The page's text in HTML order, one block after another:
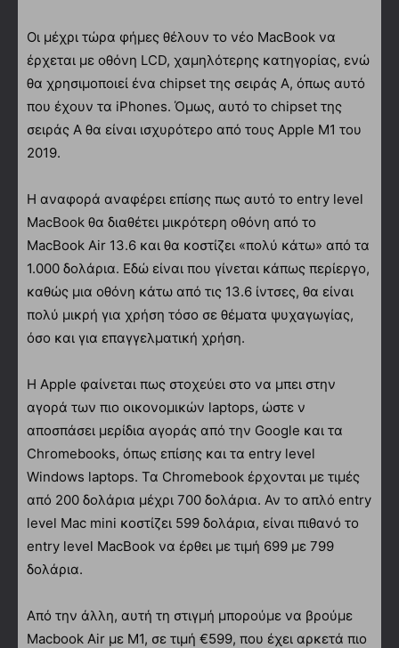
Οι μέχρι τώρα φήμες θέλουν το νέο MacBook να
έρχεται με οθόνη LCD, χαμηλότερης κατηγορίας, ενώ
θα χρησιμοποιεί ένα chipset της σειράς Α, όπως αυτό
που έχουν τα iPhones. Όμως, αυτό το chipset της
σειράς A θα είναι ισχυρότερο από τους Apple M1 του
2019.
Η αναφορά αναφέρει επίσης πως αυτό το entry level
MacBook θα διαθέτει μικρότερη οθόνη από το
MacBook Air 13.6 και θα κοστίζει «πολύ κάτω» από τα
1.000 δολάρια. Εδώ είναι που γίνεται κάπως περίεργο,
καθώς μια οθόνη κάτω από τις 13.6 ίντσες, θα είναι
πολύ μικρή για χρήση τόσο σε θέματα ψυχαγωγίας,
όσο και για επαγγελματική χρήση.
Η Apple φαίνεται πως στοχεύει στο να μπει στην
αγορά των πιο οικονομικών laptops, ώστε ν
αποσπάσει μερίδια αγοράς από την Google και τα
Chromebooks, όπως επίσης και τα entry level
Windows laptops. Τα Chromebook έρχονται με τιμές
από 200 δολάρια μέχρι 700 δολάρια. Αν το απλό entry
level Mac mini κοστίζει 599 δολάρια, είναι πιθανό το
entry level MacBook να έρθει με τιμή 699 με 799
δολάρια.
Από την άλλη, αυτή τη στιγμή μπορούμε να βρούμε
Macbook Air με M1, σε τιμή €599, που έχει αρκετά πιο